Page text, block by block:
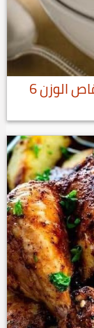
شوربة الملفوف الحارقة للدهون لإنقاص الوزن 6